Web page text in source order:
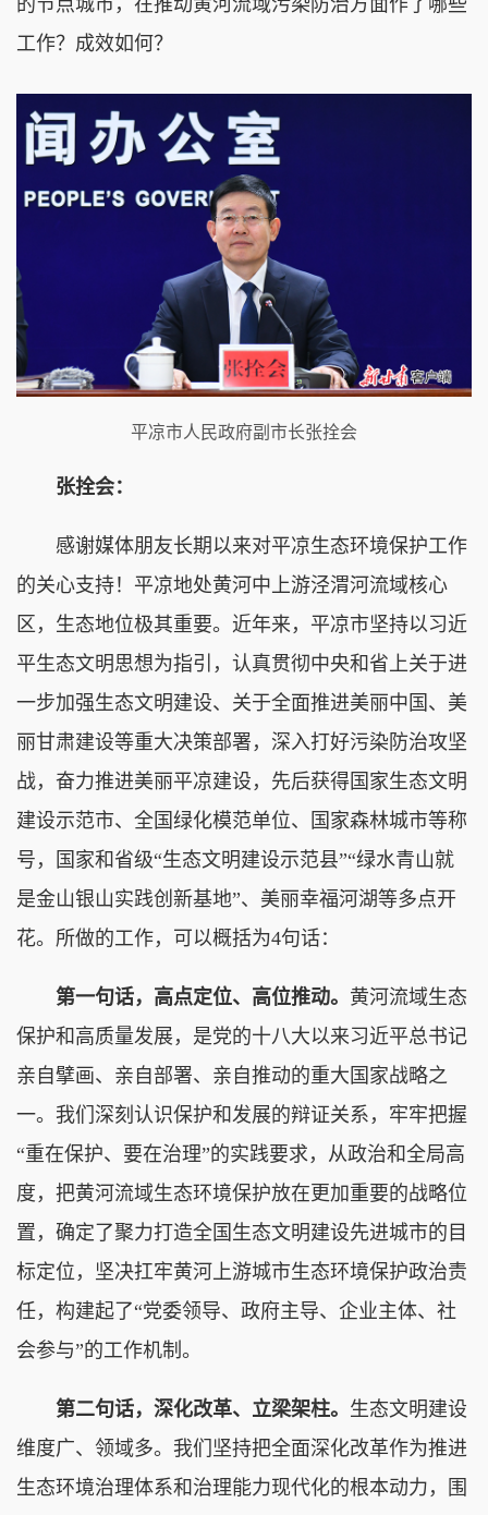
工作？成效如何？
平凉市人民政府副市长张拴会
张拴会：
感谢媒体朋友长期以来对平凉生态环境保护工作
的关心支持！平凉地处黄河中上游泾渭河流域核心
区，生态地位极其重要。近年来，平凉市坚持以习近
平生态文明思想为指引，认真贯彻中央和省上关于进
一步加强生态文明建设、关于全面推进美丽中国、美
丽甘肃建设等重大决策部署，深入打好污染防治攻坚
战，奋力推进美丽平凉建设，先后获得国家生态文明
建设示范市、全国绿化模范单位、国家森林城市等称
号，国家和省级“生态文明建设示范县”“绿水青山就
是金山银山实践创新基地”、美丽幸福河湖等多点开
花。所做的工作，可以概括为4句话：
第一句话，高点定位、高位推动。 黄河流域生态
保护和高质量发展，是党的十八大以来习近平总书记
亲自擘画、亲自部署、亲自推动的重大国家战略之
一。我们深刻认识保护和发展的辩证关系，牢牢把握
“重在保护、要在治理”的实践要求，从政治和全局高
度，把黄河流域生态环境保护放在更加重要的战略位
置，确定了聚力打造全国生态文明建设先进城市的目
标定位，坚决扛牢黄河上游城市生态环境保护政治责
任，构建起了“党委领导、政府主导、企业主体、社
会参与”的工作机制。
第二句话，深化改革、立梁架柱。 生态文明建设
维度广、领域多。我们坚持把全面深化改革作为推进
生态环境治理体系和治理能力现代化的根本动力，围